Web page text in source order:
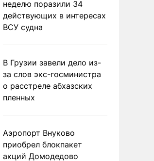
неделю поразили 34
действующих в интересах
ВСУ судна
В Грузии завели дело из-
за слов экс-госминистра
о расстреле абхазских
пленных
Аэропорт Внуково
приобрел блокпакет
акций Домодедово